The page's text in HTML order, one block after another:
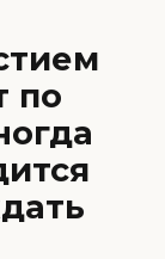
по